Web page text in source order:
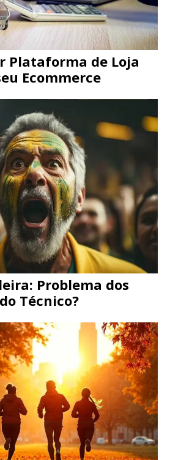
Plataforma de Loja
Ecommerce
Problema dos
Técnico?